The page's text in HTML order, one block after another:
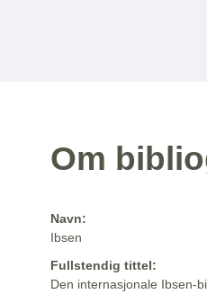
Om
Navn:
Ibsen
Fullstendig tittel:
Den internasjonale Ibsen-